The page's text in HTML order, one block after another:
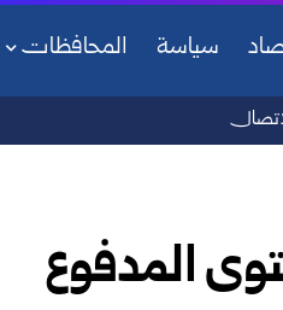
سياسة المحافظات
المدفوع